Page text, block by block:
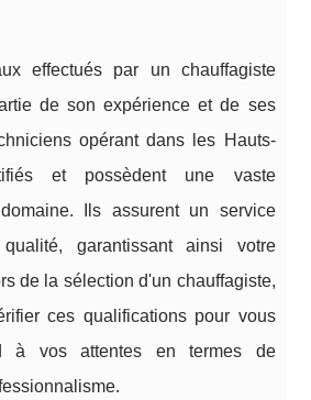
effectués par un chauffagiste
de son expérience et de ses
opérant dans les Hauts-
et possèdent une vaste
Ils assurent un service
garantissant ainsi votre
de la sélection d'un chauffagiste,
ces qualifications pour vous
à vos attentes en termes de